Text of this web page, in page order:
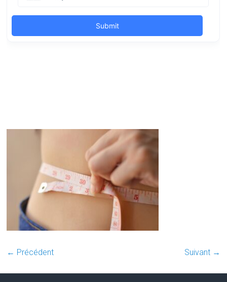
← Précédent Suivant →